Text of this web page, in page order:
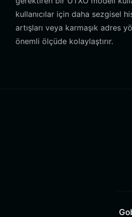
kullanıcılar için daha sezgisel
artışları veya karmaşık adres
önemli ölçüde kolaylaştırır.